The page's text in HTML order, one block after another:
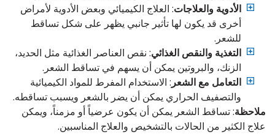
الأدوية والعلاجات: العلاج الكيميائي وبعض الأدوية لأمراض
أخرى قد يكون لها تأثير جانبي يظهر على شكل تساقط
للشعر.
التغذية والنقص الغذائي: نقص العناصر الغذائية مثل الحديد،
الزنك، والبروتين يمكن أن يسهم في تساقط الشعر.
التعامل مع الشعر: الاستخدام المفرط للمواد الكيميائية
والتصفيف الحراري يمكن أن يضر بالشعر ويسبب تساقطه.
ملاحظة: تساقط الشعر يمكن أن يكون عرضياً أو مزمناً، ويمكن
علاج الكثير من الحالات بالتشخيص والعلاج المناسبين.